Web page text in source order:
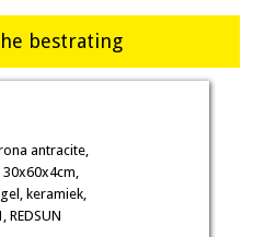
bestrating